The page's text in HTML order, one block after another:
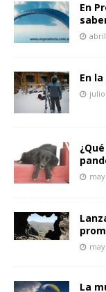
En
En
julio
La